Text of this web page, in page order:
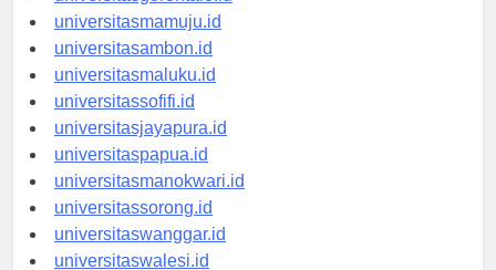
universitasgorontalo.id
universitasmamuju.id
universitasambon.id
universitasmaluku.id
universitassofifi.id
universitasjayapura.id
universitaspapua.id
universitasmanokwari.id
universitassorong.id
universitaswanggar.id